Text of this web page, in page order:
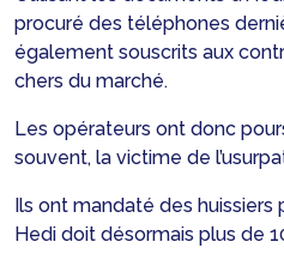
procuré des téléphones
également souscrits aux
chers du marché.
Les opérateurs ont donc
souvent, la victime de
Ils ont mandaté des
Hedi doit désormais plus de